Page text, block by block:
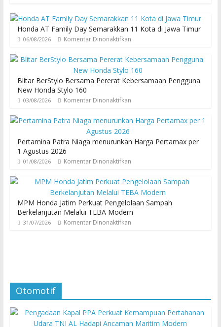
Honda AT Family Day Semarakkan 11 Kota di Jawa Timur
06/08/2026 Komentar Dinonaktifkan
Blitar BerStylo Bersama Pererat Kebersamaan Pengguna
New Honda Stylo 160
03/08/2026 Komentar Dinonaktifkan
Pertamina Patra Niaga menurunkan Harga Pertamax per
1 Agustus 2026
01/08/2026 Komentar Dinonaktifkan
MPM Honda Jatim Perkuat Pengelolaan Sampah
Berkelanjutan Melalui TEBA Modern
31/07/2026 Komentar Dinonaktifkan
Otomotif